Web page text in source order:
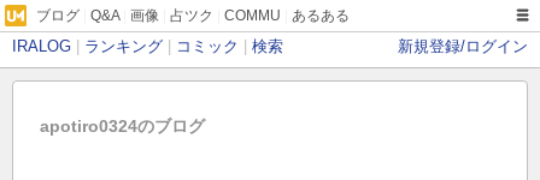
ブログ Q&A| 画像 占ツク COMMU あるある
IRALOG ランキング コミック 検索 新規登録/ログイン
apotiro0324のブログ